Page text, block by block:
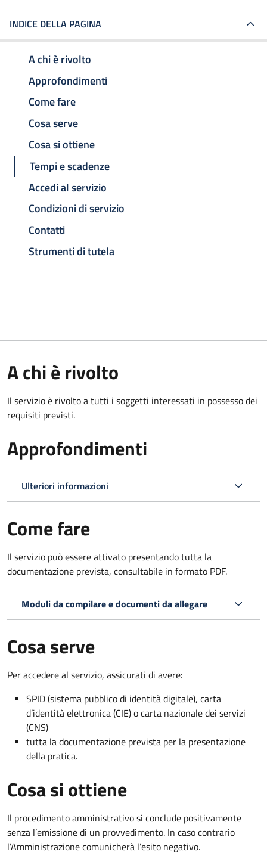
INDICE DELLA PAGINA
A chi è rivolto
Approfondimenti
Come fare
Cosa serve
Cosa si ottiene
Tempi e scadenze
Accedi al servizio
Condizioni di servizio
Contatti
Strumenti di tutela
A chi è rivolto
Il servizio è rivolto a tutti i soggetti interessati in possesso dei
requisiti previsti.
Approfondimenti
Ulteriori informazioni
Come fare
Il servizio può essere attivato presentando tutta la
documentazione prevista, consultabile in formato PDF.
Moduli da compilare e documenti da allegare
Cosa serve
Per accedere al servizio, assicurati di avere:
SPID (sistema pubblico di identità digitale), carta
d’identità elettronica (CIE) o carta nazionale dei servizi
(CNS)
tutta la documentazione prevista per la presentazione
della pratica.
Cosa si ottiene
Il procedimento amministrativo si conclude positivamente
senza l’emissione di un provvedimento. In caso contrario
l’Amministrazione comunicherà l’esito negativo.